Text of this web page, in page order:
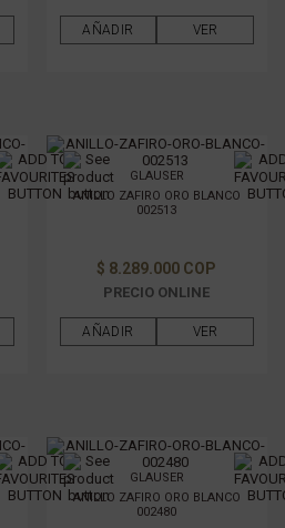
AÑADIR VER
GLAUSER
ANILLO ZAFIRO ORO BLANCO
002513
$ 8.289.000 COP
PRECIO ONLINE
AÑADIR VER
GLAUSER
ANILLO ZAFIRO ORO BLANCO
002480